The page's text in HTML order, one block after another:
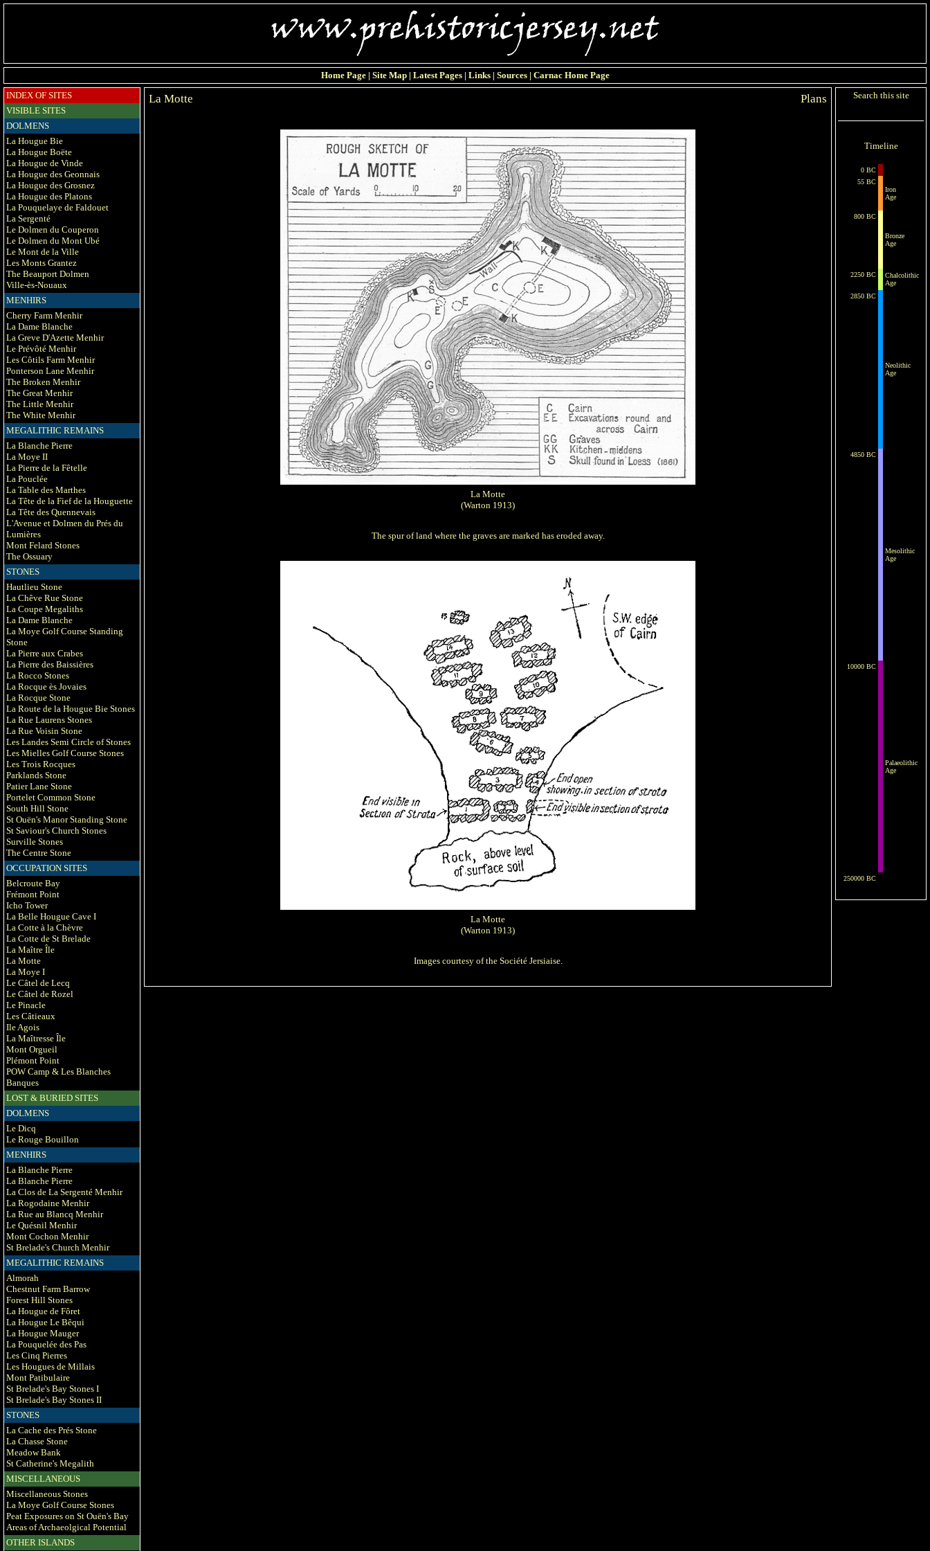
Home Page| Site Map| Latest Pages| Links| Sources| Carnac Home Page
INDEX OF SITES
VISIBLE SITES
DOLMENS
La Hougue Bie
La Hougue Boëte
La Hougue de Vinde
La Hougue des Geonnais
La Hougue des Grosnez
La Hougue des Platons
La Pouquelaye de Faldouet
La Sergenté
Le Dolmen du Couperon
Le Dolmen du Mont Ubé
Le Mont de la Ville
Les Monts Grantez
The Beauport Dolmen
Ville-ès-Nouaux
MENHIRS
Cherry Farm Menhir
La Dame Blanche
La Greve D'Azette Menhir
Le Prévôté Menhir
Les Côtils Farm Menhir
Ponterson Lane Menhir
The Broken Menhir
The Great Menhir
The Little Menhir
The White Menhir
MEGALITHIC REMAINS
La Blanche Pierre
La Moye II
La Pierre de la Fêtelle
La Pouclée
La Table des Marthes
La Tête de la Fief de la Houguette
La Tête des Quennevais
L'Avenue et Dolmen du Prés du
Lumières
Mont Felard Stones
The Ossuary
STONES
Hautlieu Stone
La Chêve Rue Stone
La Coupe Megaliths
La Dame Blanche
La Moye Golf Course Standing
Stone
La Pierre aux Crabes
La Pierre des Baissières
La Rocco Stones
La Rocque ès Jovaies
La Rocque Stone
La Route de la Hougue Bie Stones
La Rue Laurens Stones
La Rue Voisin Stone
Les Landes Semi Circle of Stones
Les Mielles Golf Course Stones
Les Trois Rocques
Parklands Stone
Patier Lane Stone
Portelet Common Stone
South Hill Stone
St Ouën's Manor Standing Stone
St Saviour's Church Stones
Surville Stones
The Centre Stone
OCCUPATION SITES
Belcroute Bay
Frémont Point
Icho Tower
La Belle Hougue Cave I
La Cotte à la Chèvre
La Cotte de St Brelade
La Maître Île
La Motte
La Moye I
Le Câtel de Lecq
Le Câtel de Rozel
Le Pinacle
Les Câtieaux
Ile Agois
La Maîtresse Île
Mont Orgueil
Plémont Point
POW Camp & Les Blanches
Banques
LOST & BURIED SITES
DOLMENS
Le Dicq
Le Rouge Bouillon
MENHIRS
La Blanche Pierre
La Blanche Pierre
La Clos de La Sergenté Menhir
La Rogodaine Menhir
La Rue au Blancq Menhir
Le Quésnil Menhir
Mont Cochon Menhir
St Brelade's Church Menhir
MEGALITHIC REMAINS
Almorah
Chestnut Farm Barrow
Forest Hill Stones
La Hougue de Fôret
La Hougue Le Bêqui
La Hougue Mauger
La Pouquelée des Pas
Les Cinq Pierres
Les Hougues de Millais
Mont Patibulaire
St Brelade's Bay Stones I
St Brelade's Bay Stones II
STONES
La Cache des Prés Stone
La Chasse Stone
Meadow Bank
St Catherine's Megalith
MISCELLANEOUS
Miscellaneous Stones
La Moye Golf Course Stones
Peat Exposures on St Ouën's Bay
Areas of Archaeolgical Potential
OTHER ISLANDS
La Motte Plans
La Motte
(Warton 1913)
The spur of land where the graves are marked has eroded away.
La Motte
(Warton 1913)
Images courtesy of the Société Jersiaise.
Search this site
Timeline
0 BC
55 BC
Iron
Age
800 BC
Bronze
Age
2250 BC
Chalcolithic
Age
2850 BC
Neolithic
Age
4850 BC
Mesolithic
Age
10000 BC
Palaeolithic
Age
250000 BC